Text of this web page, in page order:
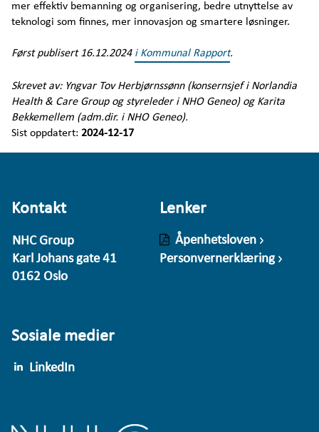
mer effektiv bemanning og organisering, bedre utnyttelse av
teknologi som finnes, mer innovasjon og smartere løsninger.
Først publisert 16.12.2024 i Kommunal Rapport.
Skrevet av: Yngvar Tov Herbjørnssønn (konsernsjef i Norlandia
Health & Care Group og styreleder i NHO Geneo) og Karita
Bekkemellem (adm.dir. i NHO Geneo).
Sist oppdatert: 2024-12-17
Kontakt
NHC Group
Karl Johans gate 41
0162 Oslo
Lenker
Åpenhetsloven
Personvernerklæring
Sosiale medier
LinkedIn